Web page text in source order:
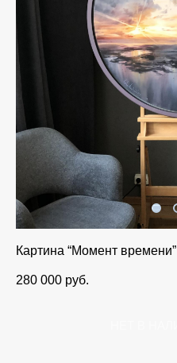
Картина “Момент времени”
280 000 pуб.